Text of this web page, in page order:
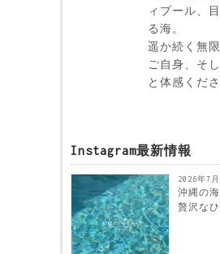
ィプール、
る海。
遥か続く無
ご自身、そ
と体感くださ
Instagram最新情報
2026年7月
沖縄の
贅沢なひ